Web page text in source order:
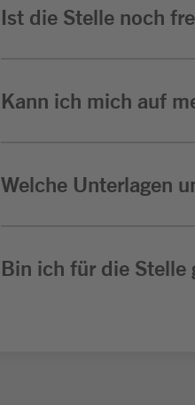
Ist die Stelle noch
Kann ich mich auf
Welche Unterlagen
Bin ich für die Stelle